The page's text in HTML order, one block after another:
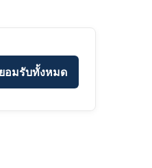
ยอมรับทั้งหมด